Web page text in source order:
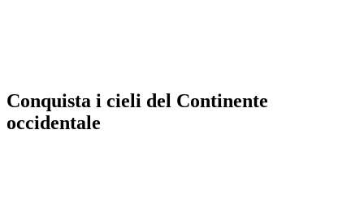
Conquista i cieli del Continente
occidentale